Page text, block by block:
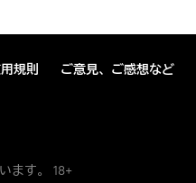
規則 ご意見、ご感想など
ます。 18+